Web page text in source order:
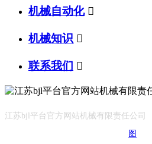
机械自动化 
机械知识 
联系我们 
江苏bjl平台官方网站机械有限责任公司
图